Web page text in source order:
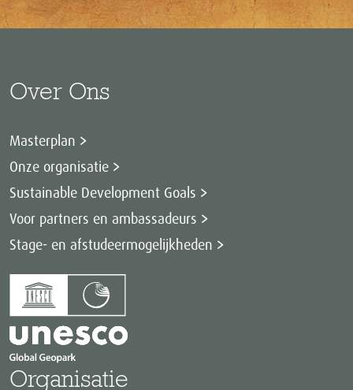
Over Ons
Masterplan
Onze organisatie
Sustainable Development Goals
Voor partners en ambassadeurs
Stage- en afstudeermogelijkheden
Organisatie